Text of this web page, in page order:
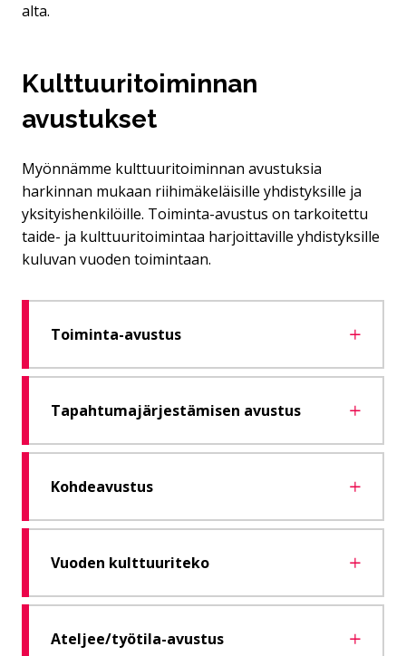
alta.
Kulttuuritoiminnan
avustukset
Myönnämme kulttuuritoiminnan avustuksia
harkinnan mukaan riihimäkeläisille yhdistyksille ja
yksityishenkilöille. Toiminta-avustus on tarkoitettu
taide- ja kulttuuritoimintaa harjoittaville yhdistyksille
kuluvan vuoden toimintaan.
Toiminta-avustus
Tapahtumajärjestämisen avustus
Kohdeavustus
Vuoden kulttuuriteko
Ateljee/työtila-avustus